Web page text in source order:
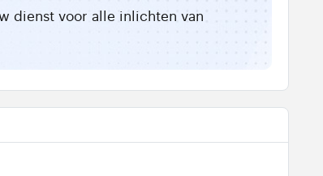
dienst voor alle inlichten van